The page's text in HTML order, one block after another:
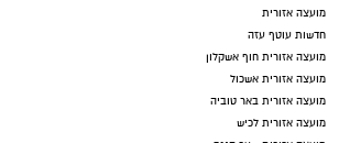
מועצה אזורית
חדשות עוטף עזה
מועצה אזורית חוף אשקלון
מועצה אזורית אשכול
מועצה אזורית באר טוביה
מועצה אזורית לכיש